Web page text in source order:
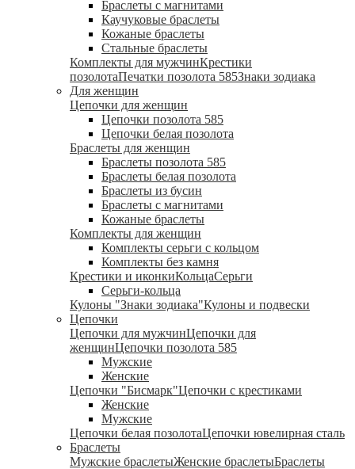
Браслеты с магнитами
Каучуковые браслеты
Кожаные браслеты
Стальные браслеты
Комплекты для мужчинКрестики
позолотаПечатки позолота 585Знаки зодиака
Для женщин
Цепочки для женщин
Цепочки позолота 585
Цепочки белая позолота
Браслеты для женщин
Браслеты позолота 585
Браслеты белая позолота
Браслеты из бусин
Браслеты с магнитами
Кожаные браслеты
Комплекты для женщин
Комплекты серьги с кольцом
Комплекты без камня
Крестики и иконкиКольцаСерьги
Серьги-кольца
Кулоны "Знаки зодиака"Кулоны и подвески
Цепочки
Цепочки для мужчинЦепочки для
женщинЦепочки позолота 585
Мужские
Женские
Цепочки "Бисмарк"Цепочки с крестиками
Женские
Мужские
Цепочки белая позолотаЦепочки ювелирная сталь
Браслеты
Мужские браслетыЖенские браслетыБраслеты